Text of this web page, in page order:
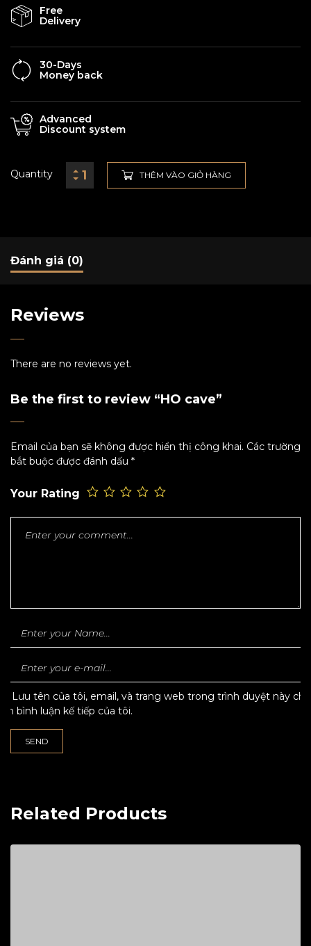
Free
Delivery
30-Days
Money back
Advanced
Discount system
Quantity THÊM VÀO GIỎ HÀNG
Đánh giá (0)
Reviews
There are no reviews yet.
Be the first to review “HO cave”
Email của bạn sẽ không được hiển thị công khai. Các trường
bắt buộc được đánh dấu *
Your Rating
Lưu tên của tôi, email, và trang web trong trình duyệt này cho
lần bình luận kế tiếp của tôi.
Related Products